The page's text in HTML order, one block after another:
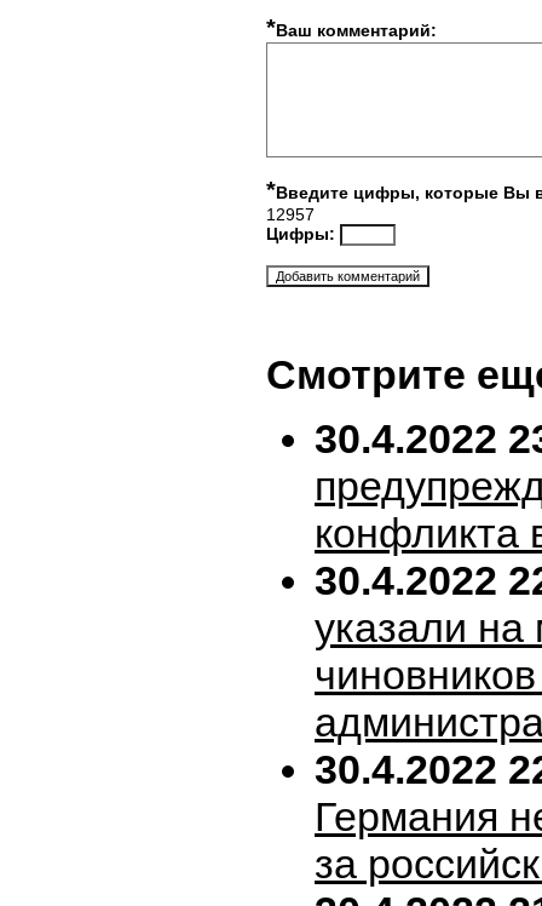
*Ваш комментарий:
*Введите цифры, которые Вы
12957
Цифры:
Смотрите
30.4.2022
конфликта
30.4.2022
указали на
30.4.2022
Германия
за